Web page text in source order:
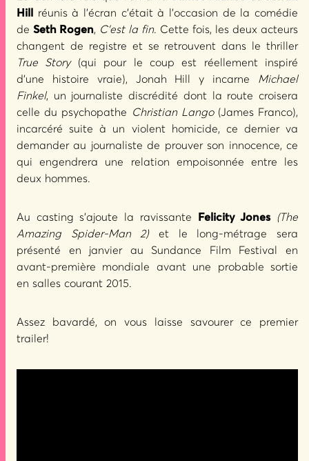
Hill
réunis à l’écran c’était à l’occasion de la comédie
de Seth Rogen, C’est la fin. Cette fois, les deux acteurs
changent de registre et se retrouvent dans le thriller
True Story(qui pour le coup est réellement inspiré
d’une histoire vraie), Jonah Hill y incarne Michael
Finkel, un journaliste discrédité dont la route croisera
celle du psychopathe
Christian Lango(James Franco),
incarcéré suite à un violent homicide, ce dernier va
demander au journaliste de prouver son innocence, ce
qui engendrera une relation empoisonnée entre les
deux hommes.
Au casting s’ajoute la ravissante Felicity Jones
(The
Amazing Spider-Man 2)et le long-métrage sera
présenté en janvier au Sundance Film Festival en
avant-première mondiale avant une probable sortie
en salles courant 2015.
Assez bavardé, on vous laisse savourer ce premier
trailer!